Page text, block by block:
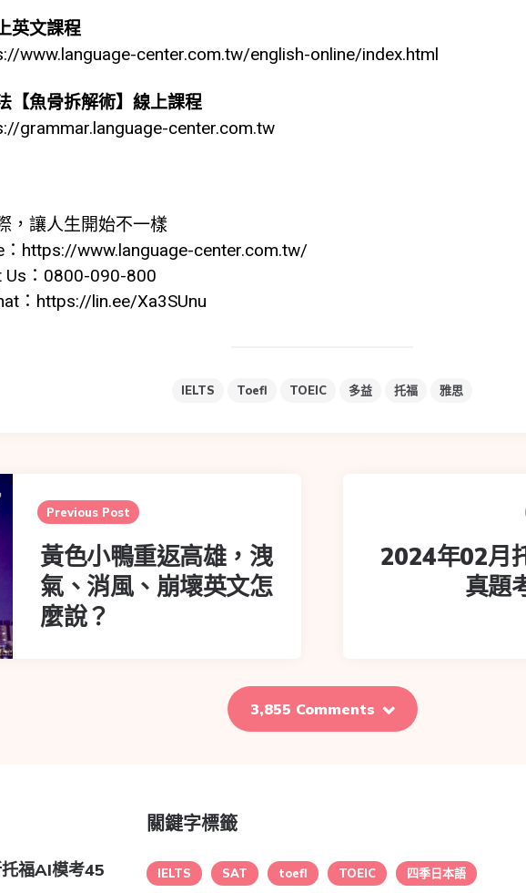
英文課程
www.language-center.com.tw/english-online/index.html
【魚骨拆解術】線上課程
grammar.language-center.com.tw
，讓人生開始不一樣
https://www.language-center.com.tw/
Us：0800-090-800
： https://lin.ee/Xa3SUnu
IELTS Toefl TOEIC 多益 托福 雅思
Previous Post
黃色小鴨重返高雄，洩
氣、消風、崩壞英文怎
麼說？
2024年02月
真題
3,855 Comments
福AI模考45
關鍵字標籤
IELTS SAT toefl TOEIC 四季日本語